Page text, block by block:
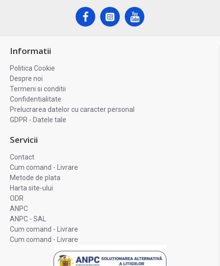
Informatii
Politica Cookie
Despre noi
Termeni si conditii
Confidentialitate
Prelucrarea datelor cu caracter personal
GDPR - Datele tale
Servicii
Contact
Cum comand - Livrare
Metode de plata
Harta site-ului
ODR
ANPC
ANPC - SAL
Cum comand - Livrare
Cum comand - Livrare